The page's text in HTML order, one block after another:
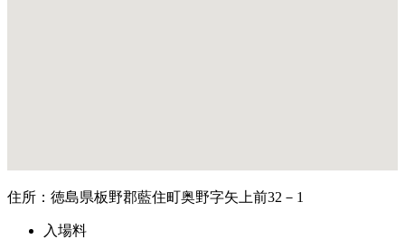
住所：徳島県板野郡藍住町奥野字矢上前32－1
入場料